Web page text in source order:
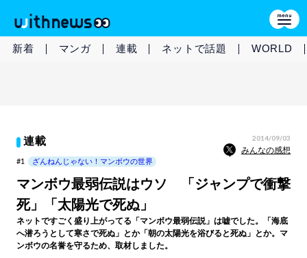
新着 マンガ 連載 ネットで話題 WORLD
連載 2014/09/03
みんなの感想
#1 ざんねんじゃない！マンボウの世界
マンボウ最弱伝説はウソ 「ジャンプで衝撃
死」「太陽光で死ぬ」
ネットですごく盛り上がってる「マンボウ最弱伝説」は嘘でした。「海底
へ潜ろうとして寒さで死ぬ」とか「朝の太陽光を浴びると死ぬ」とか。マ
ンボウの名誉を守るため、取材しました。